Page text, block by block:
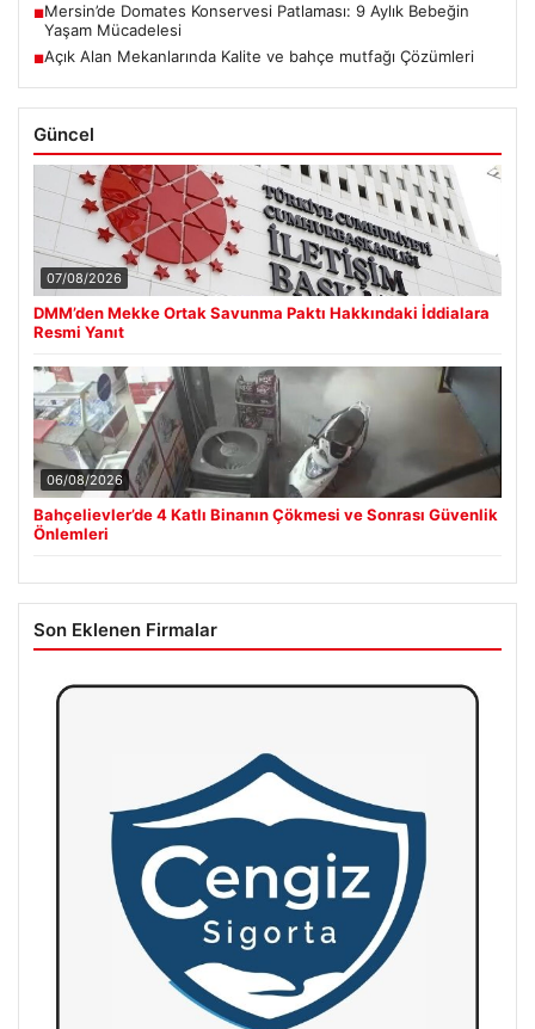
■Mersin’de Domates Konservesi Patlaması: 9 Aylık Bebeğin
Yaşam Mücadelesi
■Açık Alan Mekanlarında Kalite ve bahçe mutfağı Çözümleri
Güncel
07/08/2026
DMM’den Mekke Ortak Savunma Paktı Hakkındaki İddialara
Resmi Yanıt
06/08/2026
Bahçelievler’de 4 Katlı Binanın Çökmesi ve Sonrası Güvenlik
Önlemleri
Son Eklenen Firmalar